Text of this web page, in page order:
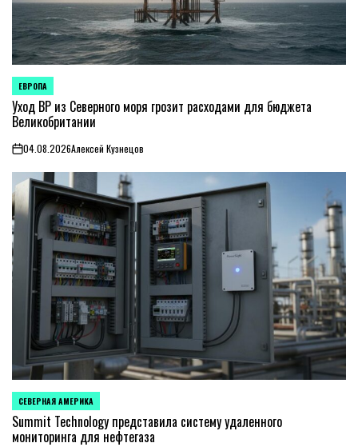
ОПУБЛИКОВАНО
В
ЕВРОПА
Уход BP из Северного моря грозит расходами для бюджета
Великобритании
on04.08.2026Алексей Кузнецов
ОПУБЛИКОВАНО
В
СЕВЕРНАЯ АМЕРИКА
Summit Technology представила систему удаленного
мониторинга для нефтегаза